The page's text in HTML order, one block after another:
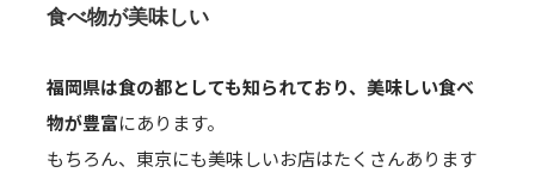
食べ物が美味しい
福岡県は食の都としても知られており、美味しい食べ
物が豊富にあります。
もちろん、東京にも美味しいお店はたくさんあります